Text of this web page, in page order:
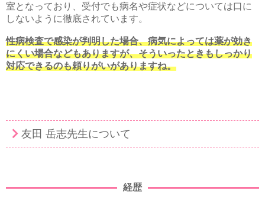
室となっており、受付でも病名や症状などについては口に
しないように徹底されています。
性病検査で感染が判明した場合、病気によっては薬が効き
にくい場合などもありますが、そういったときもしっかり
対応できるのも頼りがいがありますね。
友田 岳志先生について
経歴